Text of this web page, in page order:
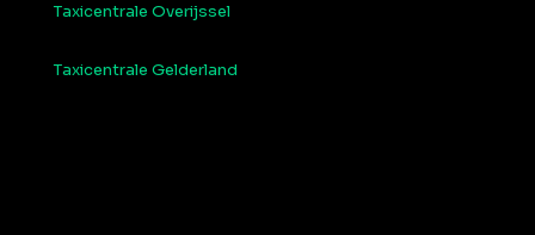
Taxicentrale Overijssel
Taxicentrale Gelderland